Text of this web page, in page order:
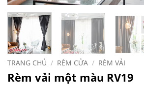
TRANG CHỦ / RÈM CỬA / RÈM VẢI
Rèm vải một màu RV19